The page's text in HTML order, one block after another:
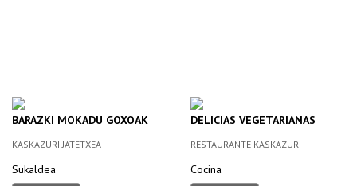
BARAZKI MOKADU GOXOAK
KASKAZURI JATETXEA
Sukaldea
DELICIAS VEGETARIANAS
RESTAURANTE KASKAZURI
Cocina